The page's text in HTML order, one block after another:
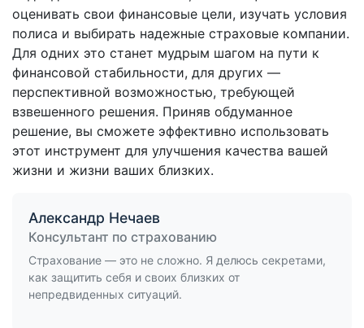
оценивать свои финансовые цели, изучать условия
полиса и выбирать надежные страховые компании.
Для одних это станет мудрым шагом на пути к
финансовой стабильности, для других —
перспективной возможностью, требующей
взвешенного решения. Приняв обдуманное
решение, вы сможете эффективно использовать
этот инструмент для улучшения качества вашей
жизни и жизни ваших близких.
Александр Нечаев
Консультант по страхованию
Страхование — это не сложно. Я делюсь секретами,
как защитить себя и своих близких от
непредвиденных ситуаций.